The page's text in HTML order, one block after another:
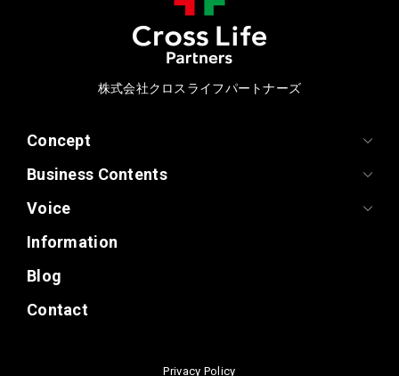
株式会社クロスライフパートナーズ
Concept
Business Contents
Voice
Information
Blog
Contact
Privacy Policy